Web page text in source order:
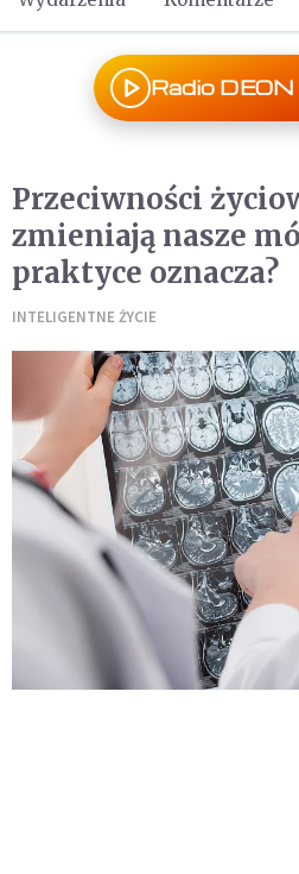
Radio
Przeciwności
zmieniają nasze
praktyce oznacza?
INTELIGENTNE ŻYCIE